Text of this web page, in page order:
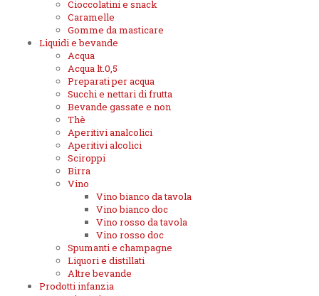
Cioccolatini e snack
Caramelle
Gomme da masticare
Liquidi e bevande
Acqua
Acqua lt.0,5
Preparati per acqua
Succhi e nettari di frutta
Bevande gassate e non
Thè
Aperitivi analcolici
Aperitivi alcolici
Sciroppi
Birra
Vino
Vino bianco da tavola
Vino bianco doc
Vino rosso da tavola
Vino rosso doc
Spumanti e champagne
Liquori e distillati
Altre bevande
Prodotti infanzia